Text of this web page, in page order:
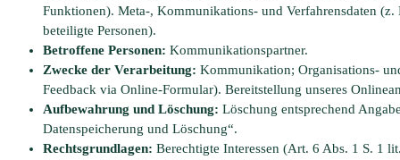
Funktionen). Meta-, Kommunikations- und Verfahrensdaten
beteiligte Personen).
Betroffene Personen: Kommunikationspartner.
Zwecke der Verarbeitung: Kommunikation; Organisations-
Feedback via Online-Formular). Bereitstellung unseres
Aufbewahrung und Löschung: Löschung entsprechend
Datenspeicherung und Löschung“.
Rechtsgrundlagen: Berechtigte Interessen (Art. 6 Abs. 1 S. 1